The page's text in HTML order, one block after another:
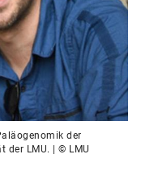
der
der LMU. | © LMU